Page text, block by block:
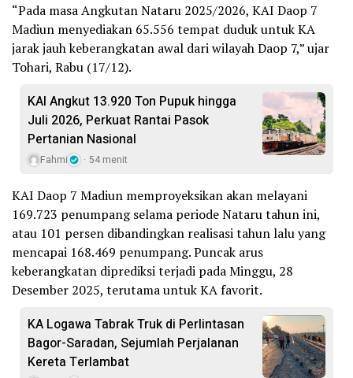
“Pada masa Angkutan Nataru 2025/2026, KAI Daop 7
Madiun menyediakan 65.556 tempat duduk untuk KA
jarak jauh keberangkatan awal dari wilayah Daop 7,” ujar
Tohari, Rabu (17/12).
KAI Angkut 13.920 Ton Pupuk hingga
Juli 2026, Perkuat Rantai Pasok
Pertanian Nasional
Fahmi 54 menit
KAI Daop 7 Madiun memproyeksikan akan melayani
169.723 penumpang selama periode Nataru tahun ini,
atau 101 persen dibandingkan realisasi tahun lalu yang
mencapai 168.469 penumpang. Puncak arus
keberangkatan diprediksi terjadi pada Minggu, 28
Desember 2025, terutama untuk KA favorit.
KA Logawa Tabrak Truk di Perlintasan
Bagor-Saradan, Sejumlah Perjalanan
Kereta Terlambat